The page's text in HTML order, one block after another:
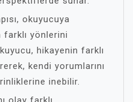
okuyucuya
farklı yönlerini
hikayenin farklı
kendi yorumlarını
inebilir.